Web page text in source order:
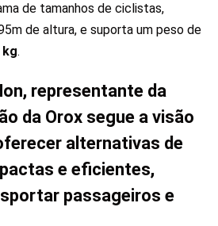
de tamanhos de ciclistas,
de altura, e suporta um peso de
kg.
representante da
da Orox segue a visão
alternativas de
e eficientes,
passageiros e